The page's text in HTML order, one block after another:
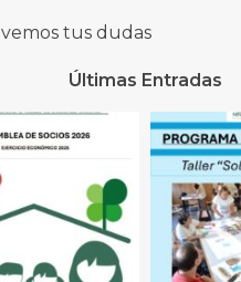
tus dudas
Últimas Entradas